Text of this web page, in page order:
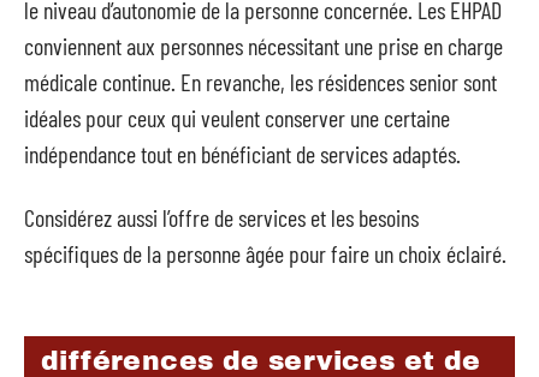
le niveau d’autonomie de la personne concernée. Les EHPAD
conviennent aux personnes nécessitant une prise en charge
médicale continue. En revanche, les résidences senior sont
idéales pour ceux qui veulent conserver une certaine
indépendance tout en bénéficiant de services adaptés.
Considérez aussi l’offre de services et les besoins
spécifiques de la personne âgée pour faire un choix éclairé.
différences de services et de